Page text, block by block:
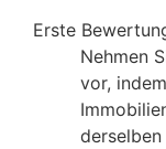
Erste
Nehmen
vor,